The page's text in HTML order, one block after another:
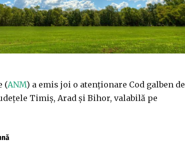
(ANM) a emis joi o atenţionare Cod galben de
Timiş, Arad şi Bihor, valabilă pe